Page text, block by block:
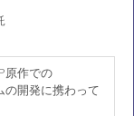
原作での
の開発に携わって